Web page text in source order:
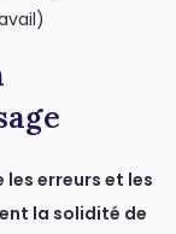
erreurs et les
la solidité de